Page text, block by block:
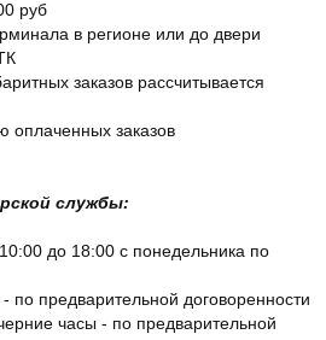
руб
в регионе или до двери
заказов рассчитывается
оплаченных заказов
службы:
до 18:00 с понедельника по
по предварительной договоренности
часы - по предварительной